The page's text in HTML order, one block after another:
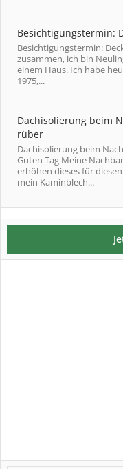
Besichtigungstermin:
Besichtigungstermin:
zusammen, ich bin
einem Haus. Ich habe
1975,...
Dachisolierung beim
rüber
Dachisolierung beim
Guten Tag Meine
erhöhen dieses für
mein Kaminblech...